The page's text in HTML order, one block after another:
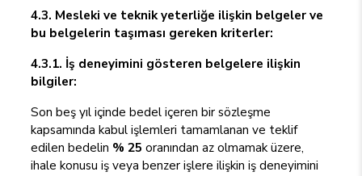
4.3. Mesleki ve teknik yeterliğe ilişkin belgeler ve
bu belgelerin taşıması gereken kriterler:
4.3.1. İş deneyimini gösteren belgelere ilişkin
bilgiler:
Son beş yıl içinde bedel içeren bir sözleşme
kapsamında kabul işlemleri tamamlanan ve teklif
edilen bedelin % 25 oranından az olmamak üzere,
ihale konusu iş veya benzer işlere ilişkin iş deneyimini